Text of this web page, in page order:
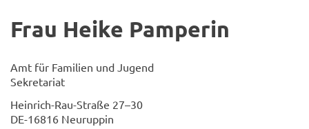
Frau Heike Pam­pe­rin
Amt für Fa­mi­li­en und Ju­gend
Se­kre­ta­ri­at
Heinrich-​Rau-Straße 27–30
DE-​16816 Neu­rup­pin